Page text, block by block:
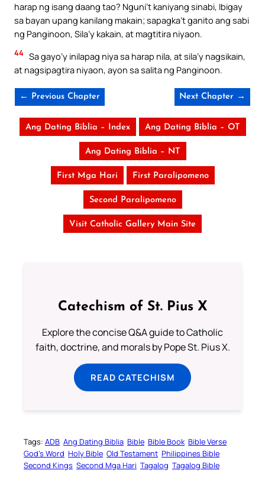
harap ng isang daang tao? Nguni’t kaniyang sinabi, Ibigay
sa bayan upang kanilang makain; sapagka’t ganito ang sabi
ng Panginoon, Sila’y kakain, at magtitira niyaon.
44 Sa gayo’y inilapag niya sa harap nila, at sila’y nagsikain,
at nagsipagtira niyaon, ayon sa salita ng Panginoon.
← Previous Chapter Next Chapter →
Ang Dating Biblia – Index Ang Dating Biblia – OT
Ang Dating Biblia – NT
First Mga Hari First Paralipomeno
Second Paralipomeno
Visit Catholic Gallery Main Site
Catechism of St. Pius X
Explore the concise Q&A guide to Catholic
faith, doctrine, and morals by Pope St. Pius X.
READ CATECHISM
Tags: ADB Ang Dating Biblia Bible Bible Book Bible Verse
God’s Word Holy Bible Old Testament Philippines Bible
Second Kings Second Mga Hari Tagalog Tagalog Bible